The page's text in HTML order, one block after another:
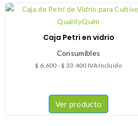
Caja Petri en vidrio
Consumibles
$ 6.600 -$ 33.400 IVA Incluido
Ver producto